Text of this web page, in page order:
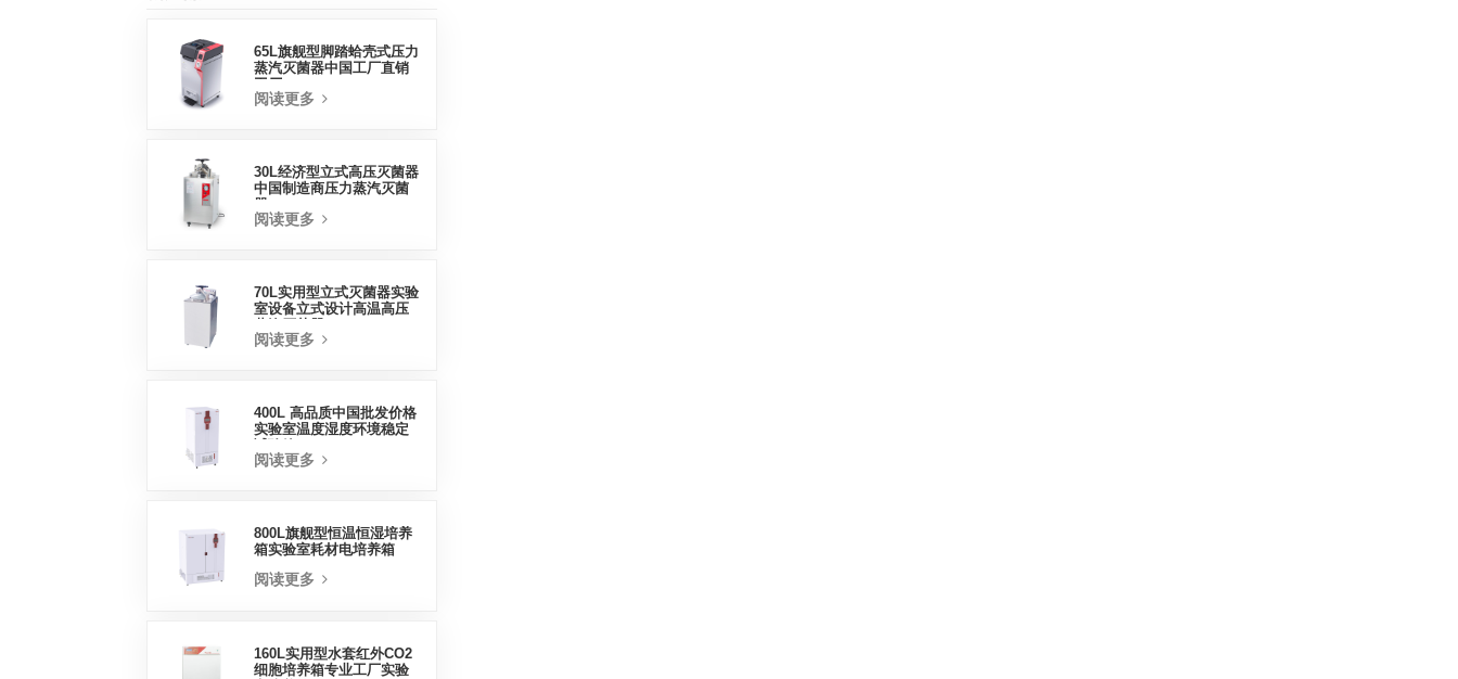
65L旗舰型脚踏蛤壳式压力
蒸汽灭菌器中国工厂直销
阅读更多
30L经济型立式高压灭菌器
中国制造商压力蒸汽灭菌
阅读更多
70L实用型立式灭菌器实验
室设备立式设计高温高压
阅读更多
400L 高品质中国批发价格
实验室温度湿度环境稳定
阅读更多
800L旗舰型恒温恒湿培养
箱实验室耗材电培养箱
阅读更多
160L实用型水套红外CO2
细胞培养箱专业工厂实验